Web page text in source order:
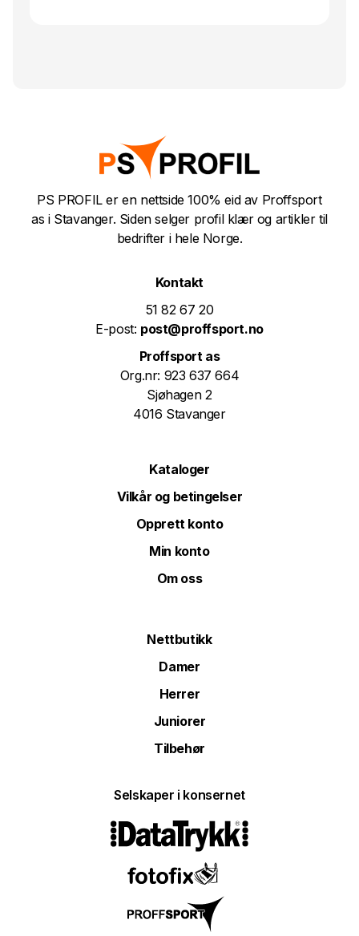
PS PROFIL er en nettside 100% eid av Proffsport
as i Stavanger. Siden selger profil klær og artikler til
bedrifter i hele Norge.
Kontakt
51 82 67 20
E-post: post@proffsport.no
Proffsport as
Org.nr: 923 637 664
Sjøhagen 2
4016 Stavanger
Kataloger
Vilkår og betingelser
Opprett konto
Min konto
Om oss
Nettbutikk
Damer
Herrer
Juniorer
Tilbehør
Selskaper i konsernet